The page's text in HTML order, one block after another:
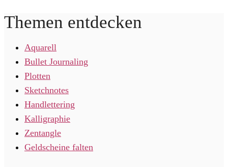
Themen entdecken
Aquarell
Bullet Journaling
Plotten
Sketchnotes
Handlettering
Kalligraphie
Zentangle
Geldscheine falten